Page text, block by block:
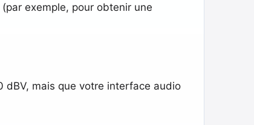
exemple, pour obtenir une
dBV, mais que votre interface audio